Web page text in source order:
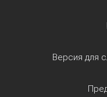
Версия для